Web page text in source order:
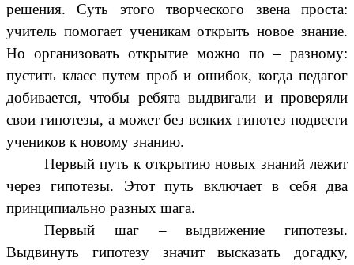
решения. Суть этого творческого звена проста:
учитель помогает ученикам открыть новое знание.
Но организовать открытие можно по – разному:
пустить класс путем проб и ошибок, когда педагог
добивается, чтобы ребята выдвигали и проверяли
свои гипотезы, а может без всяких гипотез подвести
учеников к новому знанию.
Первый путь к открытию новых знаний лежит
через гипотезы. Этот путь включает в себя два
принципиально разных шага.
Первый шаг – выдвижение гипотезы.
Выдвинуть гипотезу значит высказать догадку,